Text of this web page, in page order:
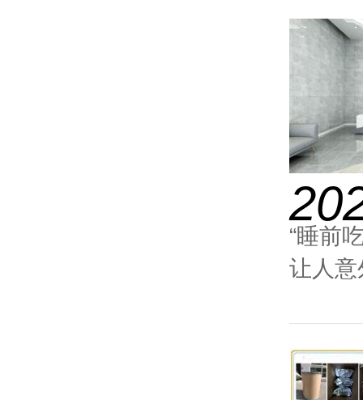
“睡前
让人意